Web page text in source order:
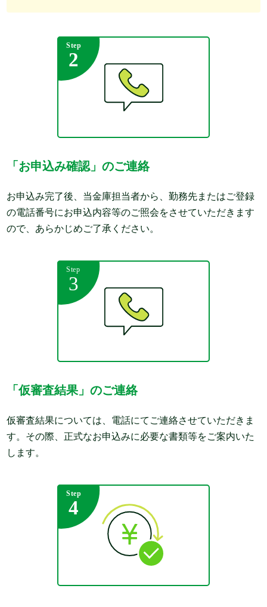
「お申込み確認」のご連絡
お申込み完了後、当金庫担当者から、勤務先またはご登録
の電話番号にお申込内容等のご照会をさせていただきます
ので、あらかじめご了承ください。
「仮審査結果」のご連絡
仮審査結果については、電話にてご連絡させていただきま
す。その際、正式なお申込みに必要な書類等をご案内いた
します。